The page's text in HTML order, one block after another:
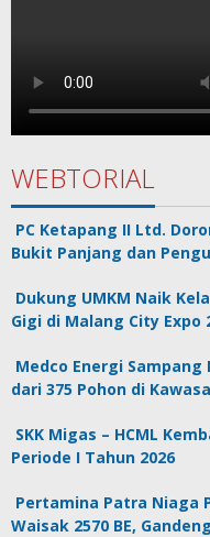
WEBTORIAL
PC Ketapang II Ltd.
Bukit Panjang dan
Dukung UMKM Naik
Gigi di Malang City Expo
Medco Energi
dari 375 Pohon di
SKK Migas – HCML
Periode I Tahun 2026
Pertamina Patra Niaga
Waisak 2570 BE,